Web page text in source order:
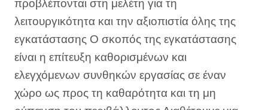
προβλέπονται στη μελέτη για τη
λειτουργικότητα και την αξιοπιστία όλης της
εγκατάστασης Ο σκοπός της εγκατάστασης
είναι η επίτευξη καθορισμένων και
ελεγχόμενων συνθηκών εργασίας σε έναν
χώρο ως προς τη καθαρότητα και τη μη